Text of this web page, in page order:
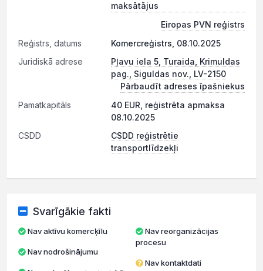
maksātājus
Eiropas PVN reģistrs
Reģistrs, datums
Komercreģistrs, 08.10.2025
Juridiskā adrese
Pļavu iela 5, Turaida, Krimuldas
pag., Siguldas nov., LV-2150
Pārbaudīt adreses īpašniekus
Pamatkapitāls
40 EUR, reģistrēta apmaksa
08.10.2025
CSDD
CSDD reģistrētie
transportlīdzekļi
Svarīgākie fakti
Nav aktīvu komercķīlu
Nav nodrošinājumu
Nav reorganizācijas
procesu
Nav kontaktdati